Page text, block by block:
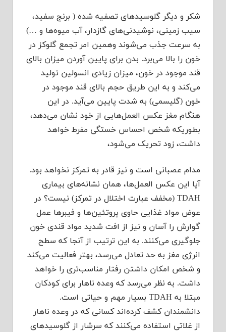
شکر و دیگر گلوسیدهای تصفیه شده ( برنج سفید،
سیب زمینی، نوشیدنی‌های گازدار، آب میوه‌ها و …)
به سرعت جذب می‌شوند وهمین امر تجمع گلوکز در
خون را بالا می‌برد. بدن برای پایین آوردن میزان بالای
قند موجود در خون، میزان زیادی انسولین تولید
می‌کند و به این طریق حجم بالای قند موجود در
خون (گلیسمی) به شدت پایین می‌آید. در این
هنگام مغز عکس العمل‌هایی از خود نشان می‌دهد،
بطوریکه شخص احساس خستگی مفرط خواهد
داشت، زود تحریک می‌شود،
مدام عصبانی است و نیز قادر به تمرکز نخواهد بود.
آیا این عکس العمل‌ها، همان نشانه‌های بیماری
TDAH (مخفف عبارت اختلال در تمرکز) نیست؟ در
عوض مواد غذایی حاوی پروتئین‌ها و فیبرها عمل
گوارش را آسان و نیز از افت شدید مواد قندی خون
جلوگیری می‌کنند. به این ترتیب از آنجا که سطح
انرژی مغز به حد تعادل می‌رسد، بهتر فعالیت می‌کند
و شخص امکان داشتن رفتار مناسب‌تری را خواهد
داشت. ‌به نظر می‌رسد که وعده ناهار برای کودکان
مبتلا به TDAH بسیار مهم و حیاتی است.
دانشمندان کشف کرده‌اند کسانی که در وعده ناهار
از غلاتی استفاده می‌کنند که سرشار از گلوسیدهای